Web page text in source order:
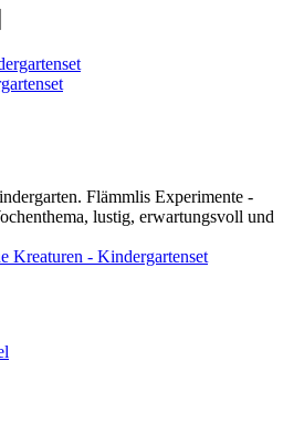
Flämmlis Experimente -
lustig, erwartungsvoll und
Kreaturen - Kindergartenset